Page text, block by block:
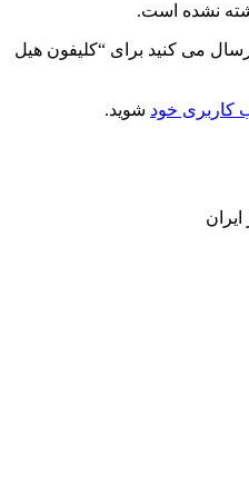
نشده است.
می کنید برای “کلیفون هیل
کاربری خود شوید.